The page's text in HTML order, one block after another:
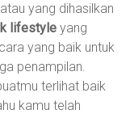
yang dihasilkan
lifestyle yang
yang baik untuk
penampilan.
terlihat baik
kamu telah